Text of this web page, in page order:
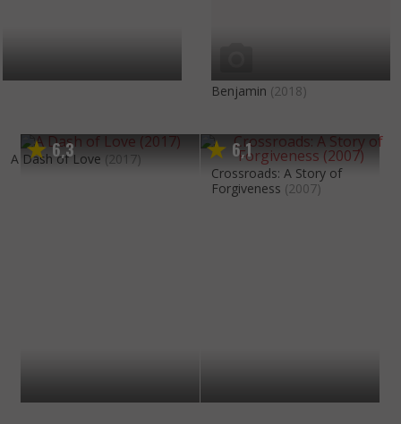
Benjamin (2018)
6,3
A Dash of Love (2017) 6,1
Crossroads: A Story of
Forgiveness (2007)